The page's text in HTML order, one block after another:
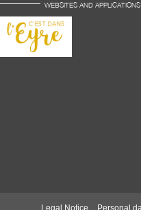
WEBSITES AND
Legal Notice Personal